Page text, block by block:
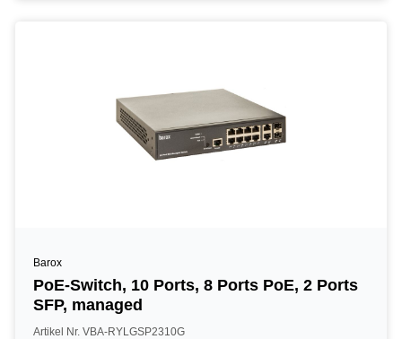
Barox
PoE-Switch, 10 Ports, 8 Ports PoE, 2 Ports
SFP, managed
Artikel Nr. VBA-RYLGSP2310G